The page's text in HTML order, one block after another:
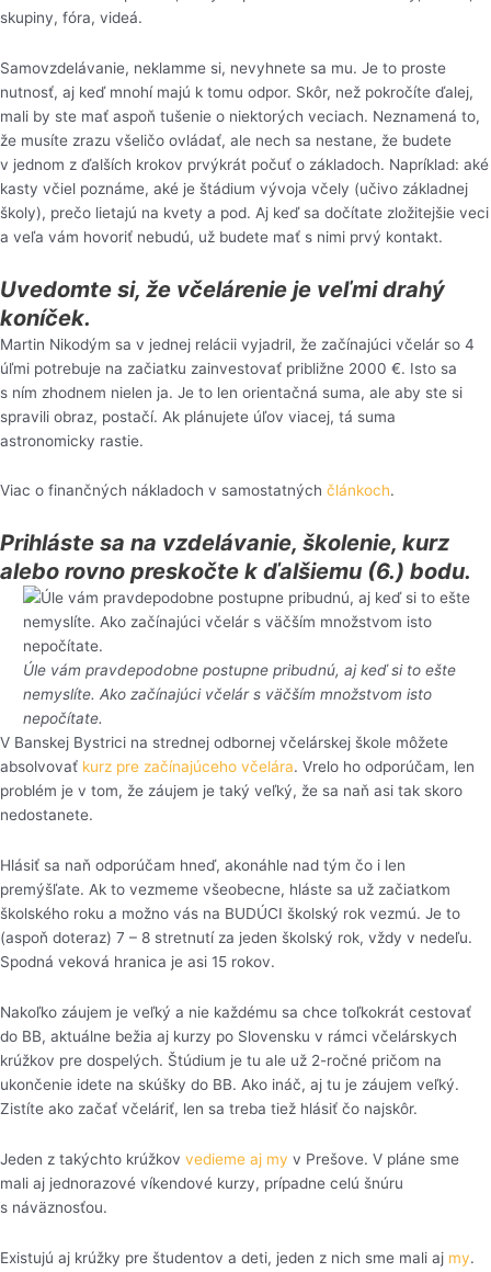
skupiny, fóra, videá.
Samovzdelávanie, neklamme si, nevyhnete sa mu. Je to proste
nutnosť, aj keď mnohí majú k tomu odpor. Skôr, než pokročíte ďalej,
mali by ste mať aspoň tušenie o niektorých veciach. Neznamená to,
že musíte zrazu všeličo ovládať, ale nech sa nestane, že budete
v jednom z ďalších krokov prvýkrát počuť o základoch. Napríklad: aké
kasty včiel poznáme, aké je štádium vývoja včely (učivo základnej
školy), prečo lietajú na kvety a pod. Aj keď sa dočítate zložitejšie veci
a veľa vám hovoriť nebudú, už budete mať s nimi prvý kontakt.
Uvedomte si, že včelárenie je veľmi drahý
koníček.
Martin Nikodým sa v jednej relácii vyjadril, že začínajúci včelár so 4
úľmi potrebuje na začiatku zainvestovať približne 2000 €. Isto sa
s ním zhodnem nielen ja. Je to len orientačná suma, ale aby ste si
spravili obraz, postačí. Ak plánujete úľov viacej, tá suma
astronomicky rastie.
Viac o finančných nákladoch v samostatných článkoch.
Prihláste sa na vzdelávanie, školenie, kurz
alebo rovno preskočte k ďalšiemu (6.) bodu.
Úle vám pravdepodobne postupne pribudnú, aj keď si to ešte
nemyslíte. Ako začínajúci včelár s väčším množstvom isto
nepočítate.
V Banskej Bystrici na strednej odbornej včelárskej škole môžete
absolvovať kurz pre začínajúceho včelára. Vrelo ho odporúčam, len
problém je v tom, že záujem je taký veľký, že sa naň asi tak skoro
nedostanete.
Hlásiť sa naň odporúčam hneď, akonáhle nad tým čo i len
premýšľate. Ak to vezmeme všeobecne, hláste sa už začiatkom
školského roku a možno vás na BUDÚCI školský rok vezmú. Je to
(aspoň doteraz) 7 – 8 stretnutí za jeden školský rok, vždy v nedeľu.
Spodná veková hranica je asi 15 rokov.
Nakoľko záujem je veľký a nie každému sa chce toľkokrát cestovať
do BB, aktuálne bežia aj kurzy po Slovensku v rámci včelárskych
krúžkov pre dospelých. Štúdium je tu ale už 2-ročné pričom na
ukončenie idete na skúšky do BB. Ako ináč, aj tu je záujem veľký.
Zistíte ako začať včeláriť, len sa treba tiež hlásiť čo najskôr.
Jeden z takýchto krúžkov vedieme aj my v Prešove. V pláne sme
mali aj jednorazové víkendové kurzy, prípadne celú šnúru
s náväznosťou.
Existujú aj krúžky pre študentov a deti, jeden z nich sme mali aj my.